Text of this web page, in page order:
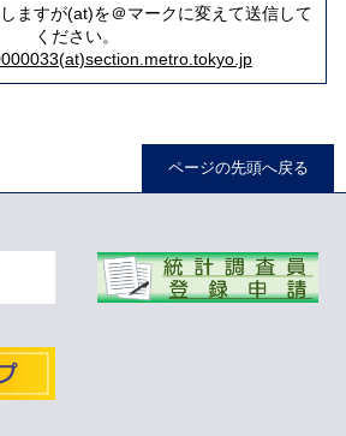
ますが(at)を＠マークに変えて送信して
ください。
ページの先頭へ戻る